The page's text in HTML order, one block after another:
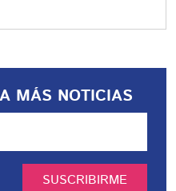
MÁS NOTICIAS
SUSCRIBIRME